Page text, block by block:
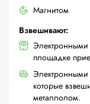
Магнитом
Взвешивают:
площадке
которые
металлолом.